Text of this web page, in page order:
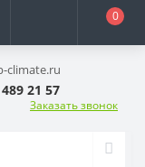
0
climate.ru
21 57
Заказать звонок